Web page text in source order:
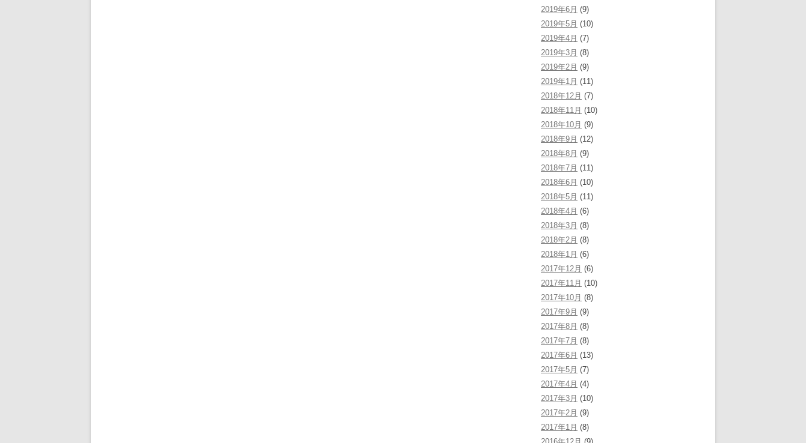
2019年6月 (9)
2019年5月 (10)
2019年4月 (7)
2019年3月 (8)
2019年2月 (9)
2019年1月 (11)
2018年12月 (7)
2018年11月 (10)
2018年10月 (9)
2018年9月 (12)
2018年8月 (9)
2018年7月 (11)
2018年6月 (10)
2018年5月 (11)
2018年4月 (6)
2018年3月 (8)
2018年2月 (8)
2018年1月 (6)
2017年12月 (6)
2017年11月 (10)
2017年10月 (8)
2017年9月 (9)
2017年8月 (8)
2017年7月 (8)
2017年6月 (13)
2017年5月 (7)
2017年4月 (4)
2017年3月 (10)
2017年2月 (9)
2017年1月 (8)